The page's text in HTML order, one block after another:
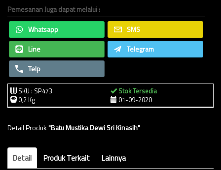
Pemesanan Juga dapat melalui :
Whatsapp
SMS
Line
Telegram
Telp
SKU : SP473
Stok Tersedia
0,2 Kg
01-09-2020
Detail Produk"Batu Mustika Dewi Sri Kinasih"
Detail Produk Terkait Lainnya